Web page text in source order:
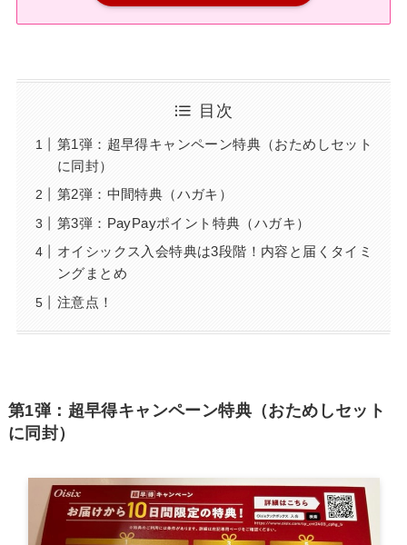
目次
第1弾：超早得キャンペーン特典（おためしセット
に同封）
第2弾：中間特典（ハガキ）
第3弾：PayPayポイント特典（ハガキ）
オイシックス入会特典は3段階！内容と届くタイミ
ングまとめ
注意点！
第1弾：超早得キャンペーン特典（おためしセット
に同封）